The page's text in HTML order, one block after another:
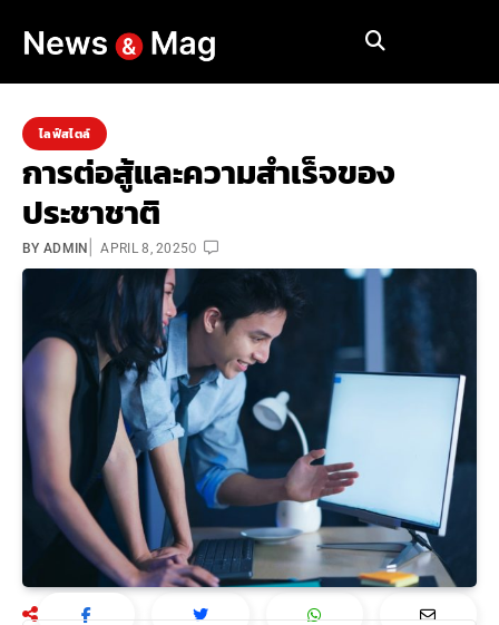
ไลฟ์สไตล์
การต่อสู้และความสำเร็จของ
ประชาชาติ
BY ADMIN APRIL 8, 20250